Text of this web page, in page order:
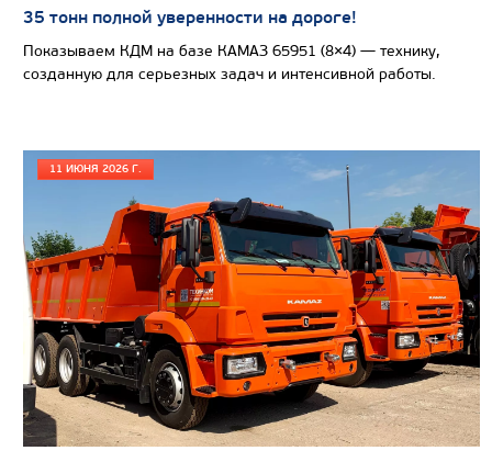
САМОСВАЛ КАМАЗ-65801
35 тонн полной уверенности на дороге!
Показываем КДМ на базе КАМАЗ 65951 (8×4) — технику,
созданную для серьезных задач и интенсивной работы.
11 ИЮНЯ 2026 Г.